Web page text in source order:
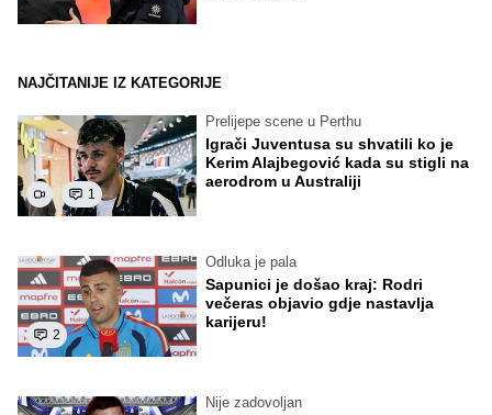
NAJČITANIJE IZ KATEGORIJE
1
Prelijepe scene u Perthu
Igrači Juventusa su shvatili ko je
Kerim Alajbegović kada su stigli na
aerodrom u Australiji
2
Odluka je pala
Sapunici je došao kraj: Rodri
večeras objavio gdje nastavlja
karijeru!
Nije zadovoljan